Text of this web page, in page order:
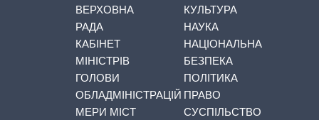
ВЕРХОВНА
РАДА
КАБІНЕТ
МІНІСТРІВ
ГОЛОВИ
ОБЛАДМІНІСТРАЦІЙ
МЕРИ МІСТ
КУЛЬТУРА
НАУКА
НАЦІОНАЛЬНА
БЕЗПЕКА
ПОЛІТИКА
ПРАВО
СУСПІЛЬСТВО